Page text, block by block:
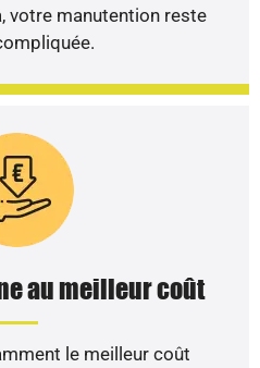
votre manutention reste
au meilleur coût
le meilleur coût